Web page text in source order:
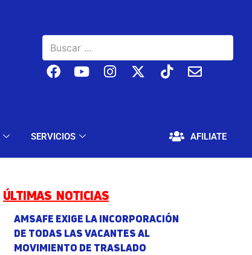
SERVICIOS AFILIATE
EDUCACIÓN Y CULTURA SERVICIOS
ÚLTIMAS NOTICIAS
AMSAFE EXIGE LA INCORPORACIÓN
DE TODAS LAS VACANTES AL
MOVIMIENTO DE TRASLADO